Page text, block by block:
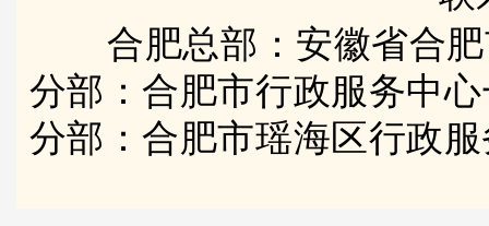
合肥总部：安徽省合
分部：合肥市行政服务中
分部：合肥市瑶海区行政